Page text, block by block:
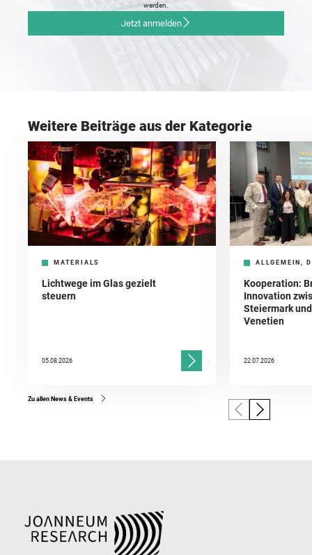
werden.
Jetzt anmelden
Weitere Beiträge aus der Kategorie
MATERIALS
Lichtwege im Glas gezielt
steuern
05.08.2026
ALLGEMEIN,
Kooperation:
Innovation
Steiermark
Venetien
22.07.2026
Zu allen News & Events